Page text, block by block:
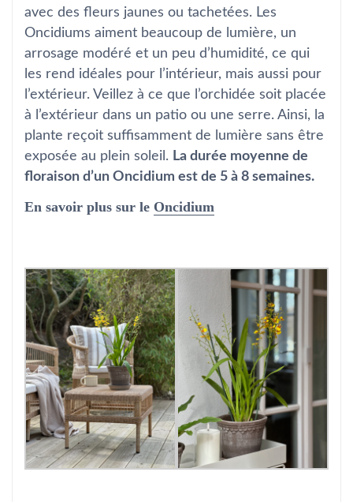
avec des fleurs jaunes ou tachetées. Les
Oncidiums aiment beaucoup de lumière, un
arrosage modéré et un peu d’humidité, ce qui
les rend idéales pour l’intérieur, mais aussi pour
l’extérieur. Veillez à ce que l’orchidée soit placée
à l’extérieur dans un patio ou une serre. Ainsi, la
plante reçoit suffisamment de lumière sans être
exposée au plein soleil. La durée moyenne de
floraison d’un Oncidium est de 5 à 8 semaines.
En savoir plus sur le Oncidium